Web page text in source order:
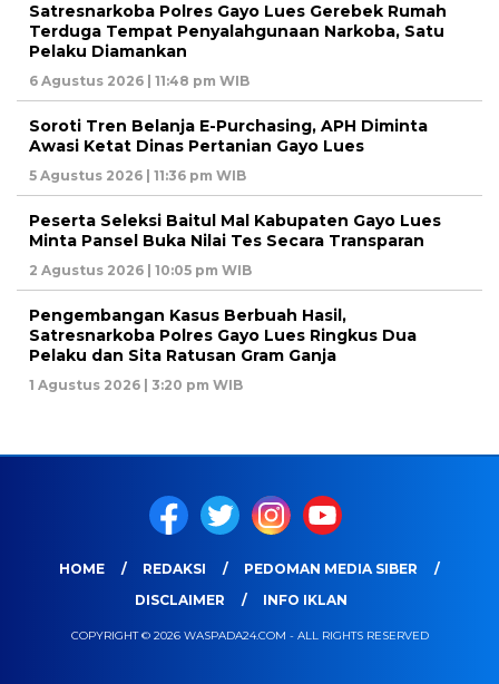
Satresnarkoba Polres Gayo Lues Gerebek Rumah
Terduga Tempat Penyalahgunaan Narkoba, Satu
Pelaku Diamankan
6 Agustus 2026 | 11:48 pm WIB
Soroti Tren Belanja E-Purchasing, APH Diminta
Awasi Ketat Dinas Pertanian Gayo Lues
5 Agustus 2026 | 11:36 pm WIB
Peserta Seleksi Baitul Mal Kabupaten Gayo Lues
Minta Pansel Buka Nilai Tes Secara Transparan
2 Agustus 2026 | 10:05 pm WIB
Pengembangan Kasus Berbuah Hasil,
Satresnarkoba Polres Gayo Lues Ringkus Dua
Pelaku dan Sita Ratusan Gram Ganja
1 Agustus 2026 | 3:20 pm WIB
HOME REDAKSI
PEDOMAN MEDIA SIBER
DISCLAIMER
INFO IKLAN
COPYRIGHT © 2026 WASPADA24.COM - ALL RIGHTS RESERVED